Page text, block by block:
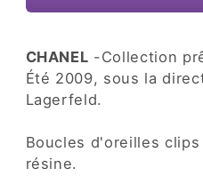
CHANEL -Collection
Été 2009, sous la
Lagerfeld.
Boucles d'oreilles
résine.